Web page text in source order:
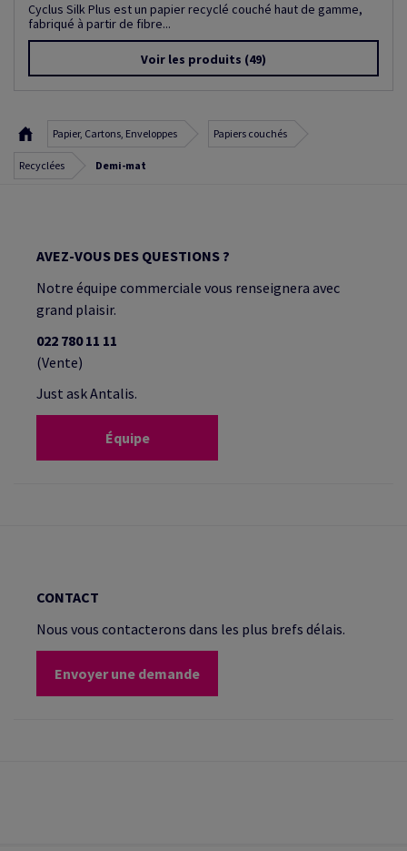
Cyclus Silk Plus est un papier recyclé couché haut de gamme,
fabriqué à partir de fibre...
Voir les produits (49)
Papier, Cartons, Enveloppes Papiers couchés
Recyclées Demi-mat
AVEZ-VOUS DES QUESTIONS ?
Notre équipe commerciale vous renseignera avec
grand plaisir.
022 780 11 11
(Vente)
Just ask Antalis.
Équipe
CONTACT
Nous vous contacterons dans les plus brefs délais.
Envoyer une demande